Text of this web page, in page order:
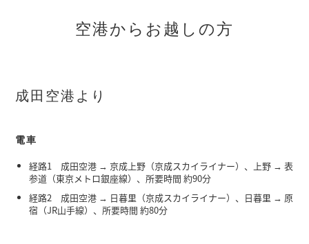
空港からお越しの方
成田空港より
電車
経路1 成田空港 → 京成上野（京成スカイライナー）、上野 → 表
参道（東京メトロ銀座線）、所要時間 約90分
経路2 成田空港 → 日暮里（京成スカイライナー）、日暮里 → 原
宿（JR山手線）、所要時間 約80分